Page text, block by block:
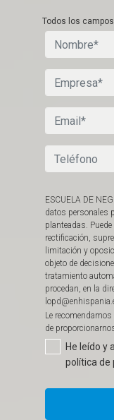
Todos los
ESCUELA DE
datos personales
planteadas.
rectificación,
limitación y
objeto de
tratamiento
procedan, en la
Le recomendamos
de
He leído y
política de